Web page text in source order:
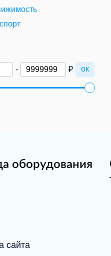
- ₽ ок
оборудования
сайта